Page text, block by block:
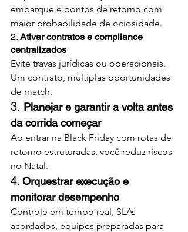
embarque e pontos de retorno com
maior probabilidade de ociosidade.
2. Ativar contratos e compliance
centralizados
Evite travas jurídicas ou operacionais.
Um contrato, múltiplas oportunidades
de match.
3. Planejar e garantir a volta antes
da corrida começar
Ao entrar na Black Friday com rotas de
retorno estruturadas, você reduz riscos
no Natal.
4. Orquestrar execução e
monitorar desempenho
Controle em tempo real, SLAs
acordados, equipes preparadas para